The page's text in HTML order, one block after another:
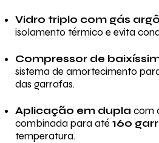
Vidro triplo com gás
isolamento térmico e evita
Compressor de
sistema de amortecimento
das garrafas.
Aplicação em dupla com
combinada para até 160
temperatura.